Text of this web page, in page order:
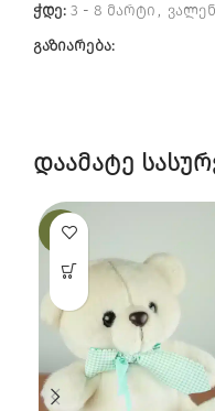
ჭდე: 3 - 8 მარტი ,
გაზიარება:
დაამატე
-19%